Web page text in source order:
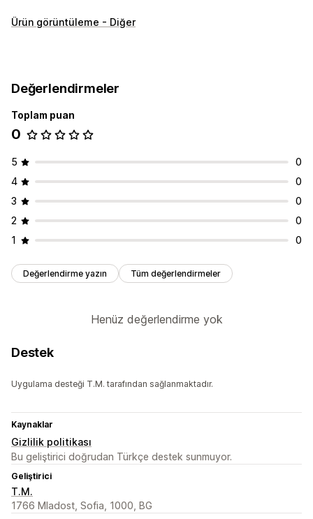
Ürün görüntüleme - Diğer
Değerlendirmeler
Toplam puan
0
5
0
4
0
3
0
2
0
1
0
Değerlendirme yazın Tüm değerlendirmeler
Henüz değerlendirme yok
Destek
Uygulama desteği T.M. tarafından sağlanmaktadır.
Kaynaklar
Gizlilik politikası
Bu geliştirici doğrudan Türkçe destek sunmuyor.
Geliştirici
T.M.
1766 Mladost, Sofia, 1000, BG